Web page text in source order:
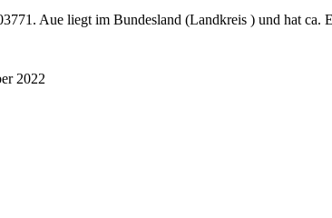
Aue liegt im Bundesland (Landkreis ) und hat ca.
2022